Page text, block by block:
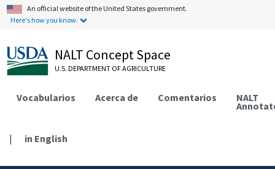
An official website of the United States government.
Here's how you know.
NALT Concept Space
U.S. DEPARTMENT OF AGRICULTURE
Vocabularios Acerca de Comentarios NALT
| in English